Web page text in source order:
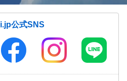
公式SNS